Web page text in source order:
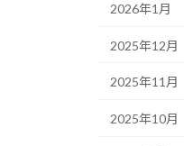
2026年1月
2025年12月
2025年11月
2025年10月